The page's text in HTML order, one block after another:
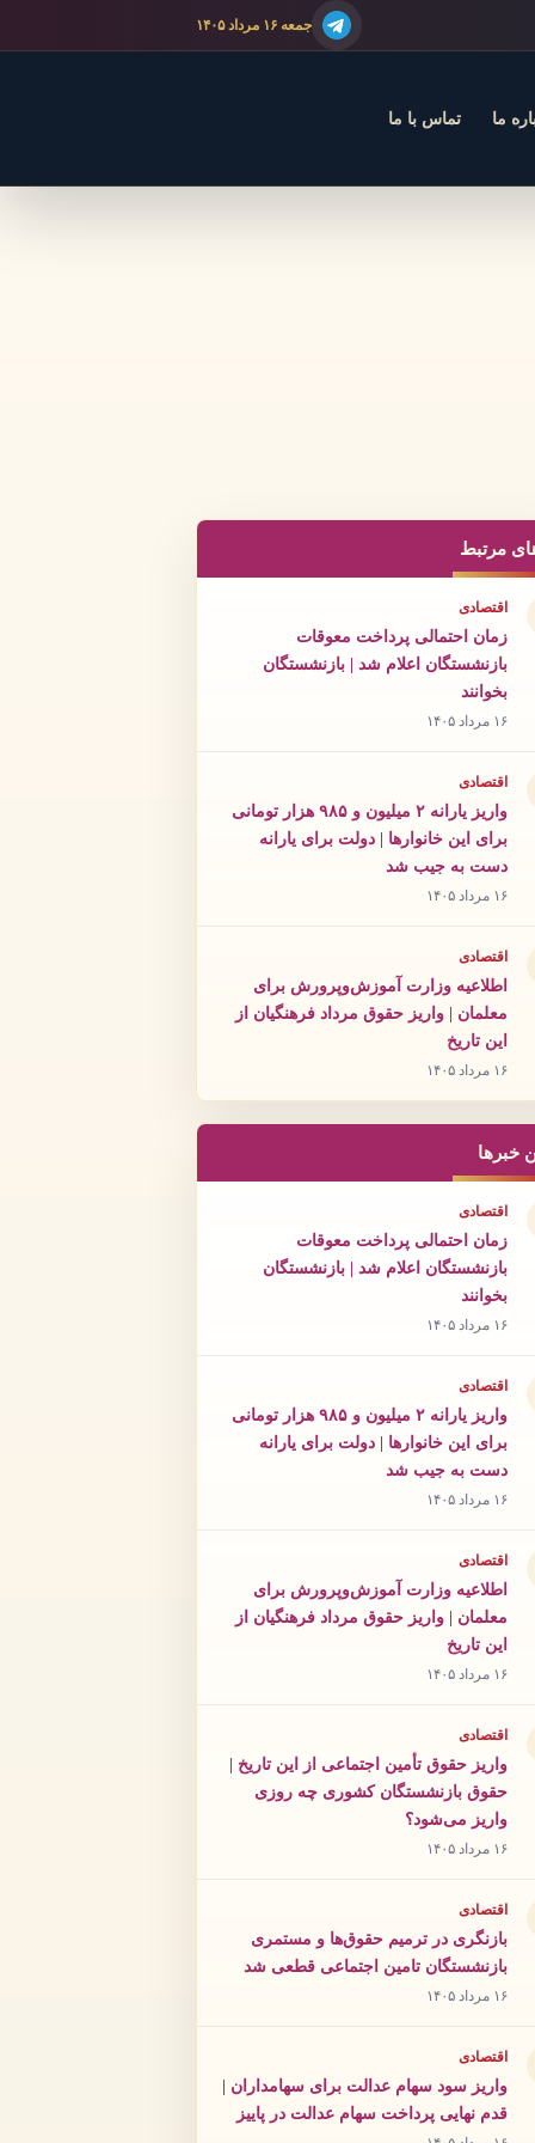
جمعه ۱۶ مرداد ۱۴۰۵
ما تماس با ما
مرتبط
اقتصادی
زمان احتمالی پرداخت معوقات
بازنشستگان اعلام شد | بازنشستگان
بخوانند
۱۶ مرداد ۱۴۰۵
اقتصادی
واریز یارانه ۲ میلیون و ۹۸۵ هزار تومانی
برای این خانوارها | دولت برای یارانه
دست به جیب شد
۱۶ مرداد ۱۴۰۵
اقتصادی
اطلاعیه وزارت آموزش‌وپرورش برای
معلمان | واریز حقوق مرداد فرهنگیان از
این تاریخ
۱۶ مرداد ۱۴۰۵
خبرها
اقتصادی
زمان احتمالی پرداخت معوقات
بازنشستگان اعلام شد | بازنشستگان
بخوانند
۱۶ مرداد ۱۴۰۵
اقتصادی
واریز یارانه ۲ میلیون و ۹۸۵ هزار تومانی
برای این خانوارها | دولت برای یارانه
دست به جیب شد
۱۶ مرداد ۱۴۰۵
اقتصادی
اطلاعیه وزارت آموزش‌وپرورش برای
معلمان | واریز حقوق مرداد فرهنگیان از
این تاریخ
۱۶ مرداد ۱۴۰۵
اقتصادی
واریز حقوق تأمین اجتماعی از این تاریخ |
حقوق بازنشستگان کشوری چه روزی
واریز می‌شود؟
۱۶ مرداد ۱۴۰۵
اقتصادی
بازنگری در ترمیم حقوق‌ها و مستمری
بازنشستگان تامین اجتماعی قطعی شد
۱۶ مرداد ۱۴۰۵
اقتصادی
واریز سود سهام عدالت برای سهامداران |
قدم نهایی پرداخت سهام عدالت در پاییز